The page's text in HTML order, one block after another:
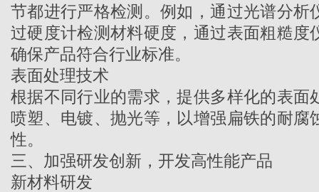
节都进行严格检测。例如，通过光谱分析
过硬度计检测材料硬度，通过表面粗糙度
确保产品符合行业标准。
表面处理技术
根据不同行业的需求，提供多样化的表面
喷塑、电镀、抛光等，以增强扁铁的耐腐
性。
三、加强研发创新，开发高性能产品
新材料研发